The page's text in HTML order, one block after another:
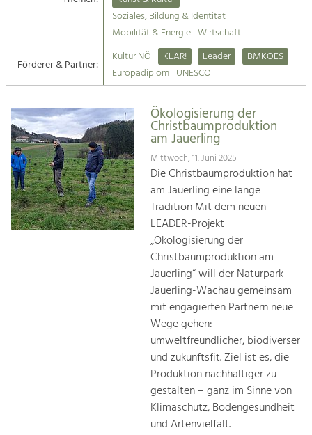
Suche
Impressum
Kontakt
Angebotsentwicklung und
Handwerk, Wissenschaft und Forschung.
Soziales, Bildung &
Identität
Gleichberechtigung, Jugend und
Integration
Mobilität & Energie
Klimawandel, öffentlicher Verkehr und
Steigerung regionaler Wertschöpfung
Soziales, Bildung & Identität
Mobilität & Energie Wirtschaft
Förderer & Partner:
Kultur NÖ KLAR! Leader
BMKOES
Europadiplom UNESCO
Ökologisierung der
Christbaumproduktion
am Jauerling
Mittwoch, 11. Juni 2025
Die Christbaumproduktion hat
am Jauerling eine lange
Tradition Mit dem neuen
LEADER-Projekt
„Ökologisierung der
Christbaumproduktion am
Jauerling“ will der Naturpark
Jauerling-Wachau gemeinsam
mit engagierten Partnern neue
Wege gehen:
umweltfreundlicher, biodiverser
und zukunftsfit. Ziel ist es, die
Produktion nachhaltiger zu
gestalten – ganz im Sinne von
Klimaschutz, Bodengesundheit
und Artenvielfalt.